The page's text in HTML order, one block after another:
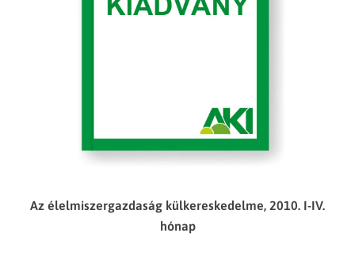
Az élelmiszergazdaság külkereskedelme, 2010. I-IV.
hónap